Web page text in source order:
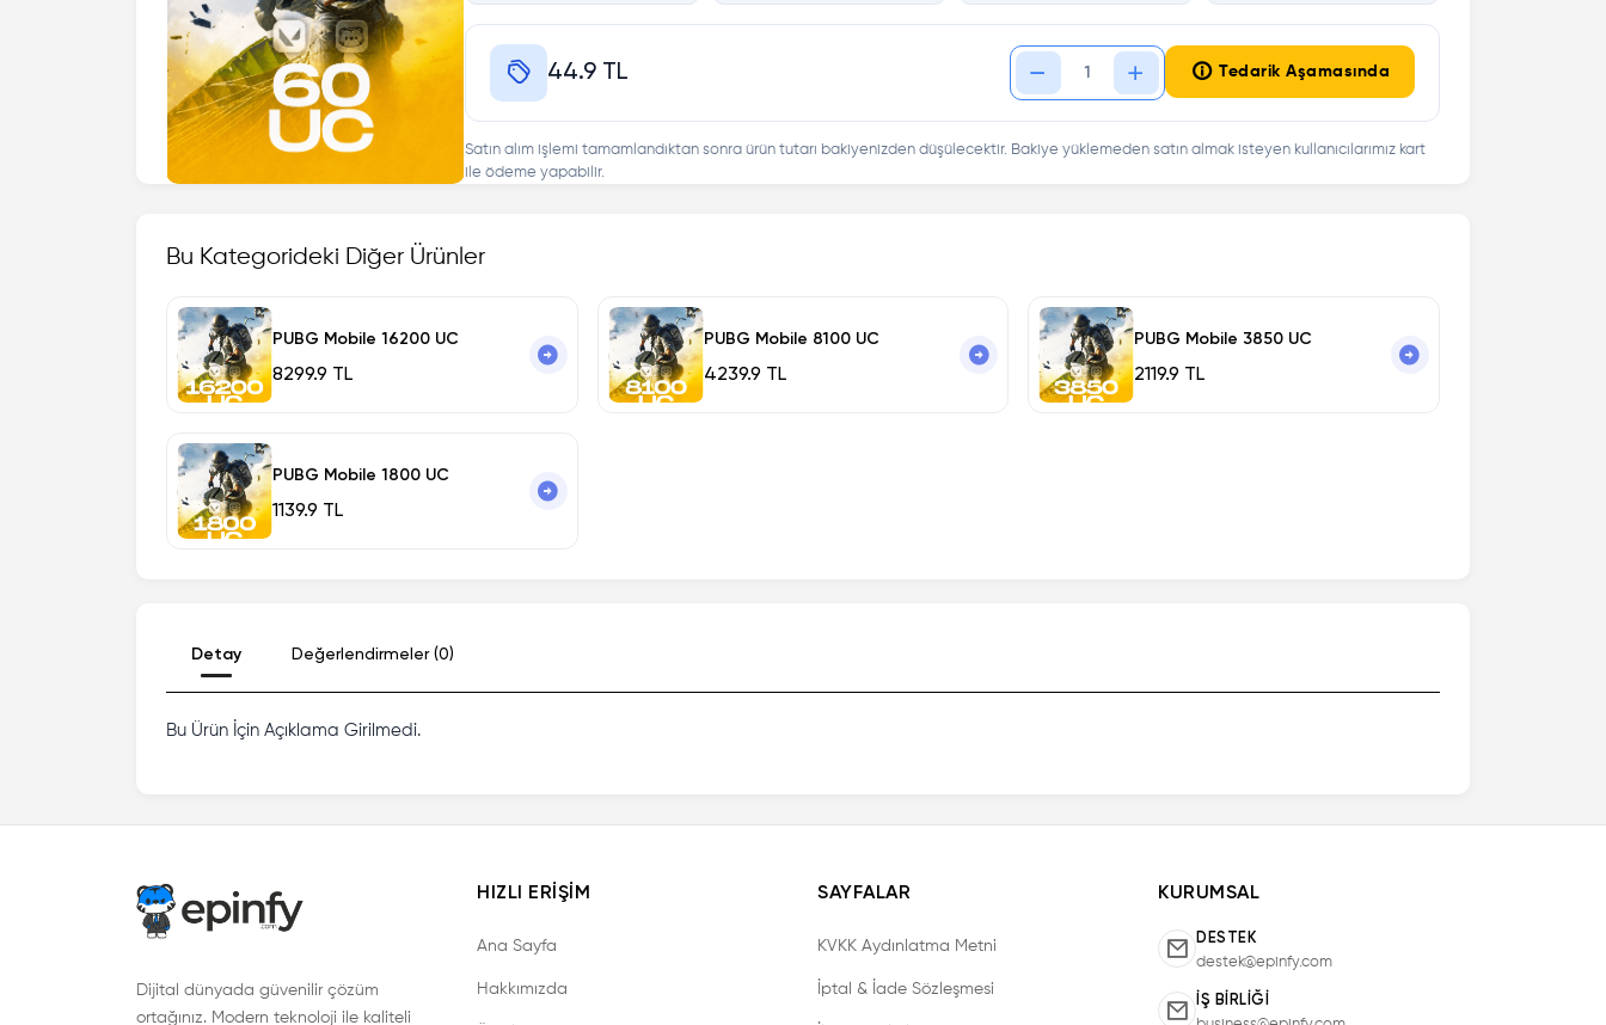
44.9 TL Tedarik Aşamasında
Satın alım işlemi tamamlandıktan sonra ürün tutarı bakiyenizden düşülecektir. Bakiye yüklemeden satın almak isteyen kullanıcılarımız kart
ile ödeme yapabilir.
Bu Kategorideki Diğer Ürünler
PUBG Mobile 16200 UC
8299.9 TL
PUBG Mobile 8100 UC
4239.9 TL
PUBG Mobile 3850 UC
2119.9 TL
PUBG Mobile 1800 UC
1139.9 TL
Detay Değerlendirmeler (0)
Bu Ürün İçin Açıklama Girilmedi.
Dijital dünyada güvenilir çözüm
ortağınız. Modern teknoloji ile kaliteli
HIZLI ERIŞIM
Ana Sayfa
Hakkımızda
SAYFALAR
KVKK Aydınlatma Metni
İptal & İade Sözleşmesi
KURUMSAL
DESTEK
destek@epinfy.com
İŞ BIRLIĞI